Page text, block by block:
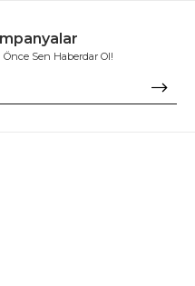
Önce Sen Haberdar Ol!